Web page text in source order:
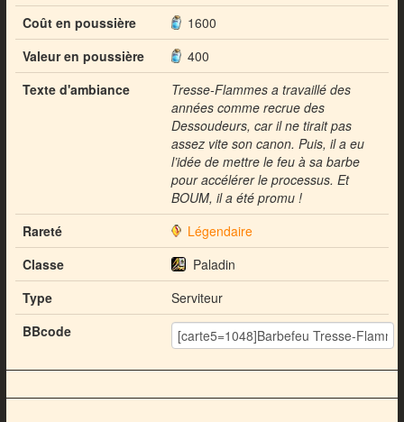
Coût en poussière
1600
Valeur en poussière
400
Texte d'ambiance
Tresse-Flammes a travaillé des
années comme recrue des
Dessoudeurs, car il ne tirait pas
assez vite son canon. Puis, il a eu
l’idée de mettre le feu à sa barbe
pour accélérer le processus. Et
BOUM, il a été promu !
Rareté
Légendaire
Classe
Paladin
Type
Serviteur
BBcode